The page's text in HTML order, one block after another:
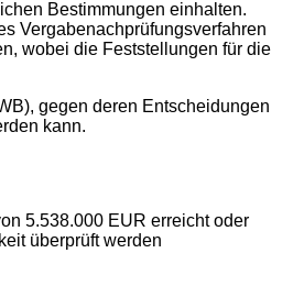
Bestimmungen einhalten.
Vergabenachprüfungsverfahren
wobei die Feststellungen für die
gegen deren Entscheidungen
kann.
5.538.000 EUR erreicht oder
überprüft werden